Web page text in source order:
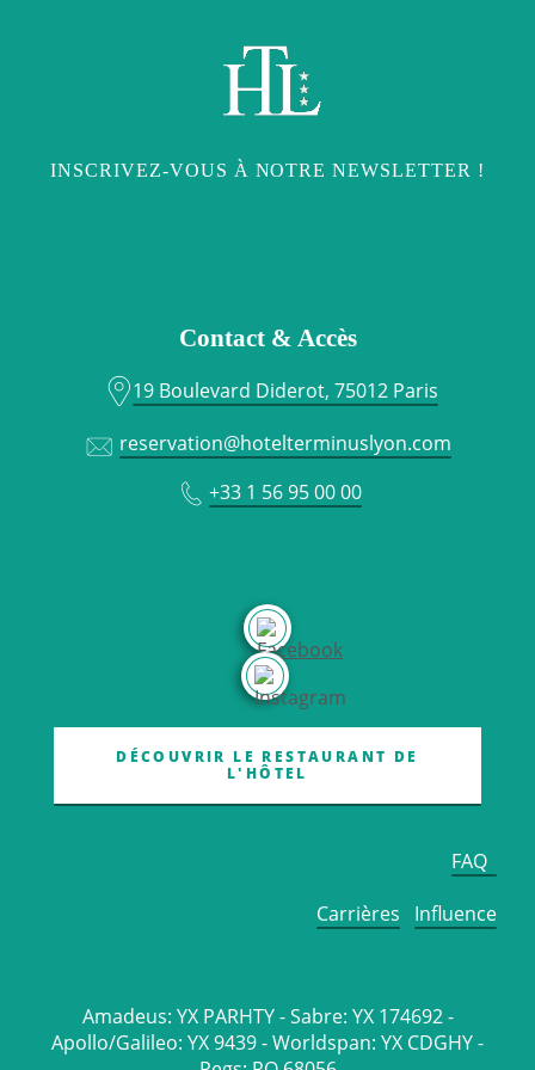
Contact & Accès
19 Boulevard Diderot, 75012 Paris
reservation@hotelterminuslyon.com
+33 1 56 95 00 00
INSCRIVEZ-VOUS À NOTRE NEWSLETTER !
DÉCOUVRIR LE RESTAURANT DE
L'HÔTEL
FAQ
Carrières
Influence
Amadeus: YX PARHTY - Sabre: YX 174692 -
Apollo/Galileo: YX 9439 - Worldspan: YX CDGHY -